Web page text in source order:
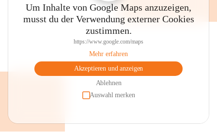
Um Inhalte von Google Maps anzuzeigen,
musst du der Verwendung externer Cookies
zustimmen.
https://www.google.com/maps
Mehr erfahren
Akzeptieren und anzeigen
Ablehnen
Auswahl merken